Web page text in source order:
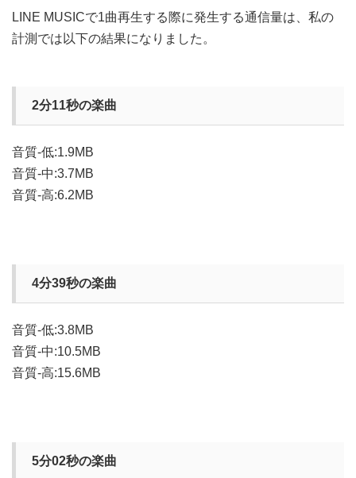
LINE MUSICで1曲再生する際に発生する通信量は、私の
計測では以下の結果になりました。
2分11秒の楽曲
音質-低:1.9MB
音質-中:3.7MB
音質-高:6.2MB
4分39秒の楽曲
音質-低:3.8MB
音質-中:10.5MB
音質-高:15.6MB
5分02秒の楽曲